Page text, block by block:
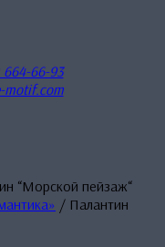
664-66-93
motif.com
“Морской пейзаж“
/ Палантин